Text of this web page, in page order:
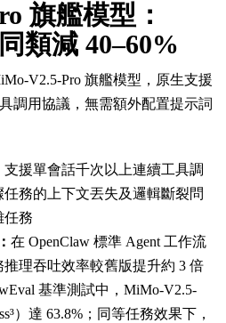
旗艦模型：
類減 40–60%
V2.5-Pro 旗艦模型，原生支援
調用協議，無需額外配置提示詞
支援單會話千次以上連續工具調
務的上下文丟失及邏輯斷裂問
任務
在 OpenClaw 標準 Agent 工作流
理吞吐效率較舊版提升約 3 倍
基準測試中，MiMo-V2.5-
）達 63.8%；同等任務效果下，